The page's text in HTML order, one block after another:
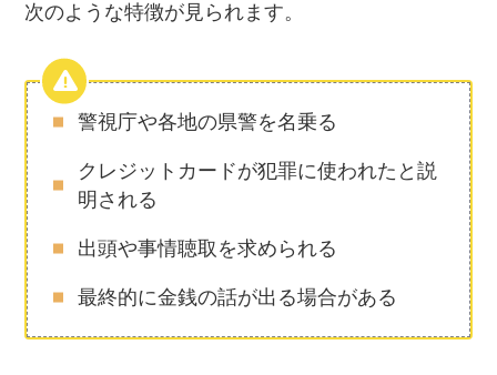
次のような特徴が見られます。
警視庁や各地の県警を名乗る
クレジットカードが犯罪に使われたと説
明される
出頭や事情聴取を求められる
最終的に金銭の話が出る場合がある